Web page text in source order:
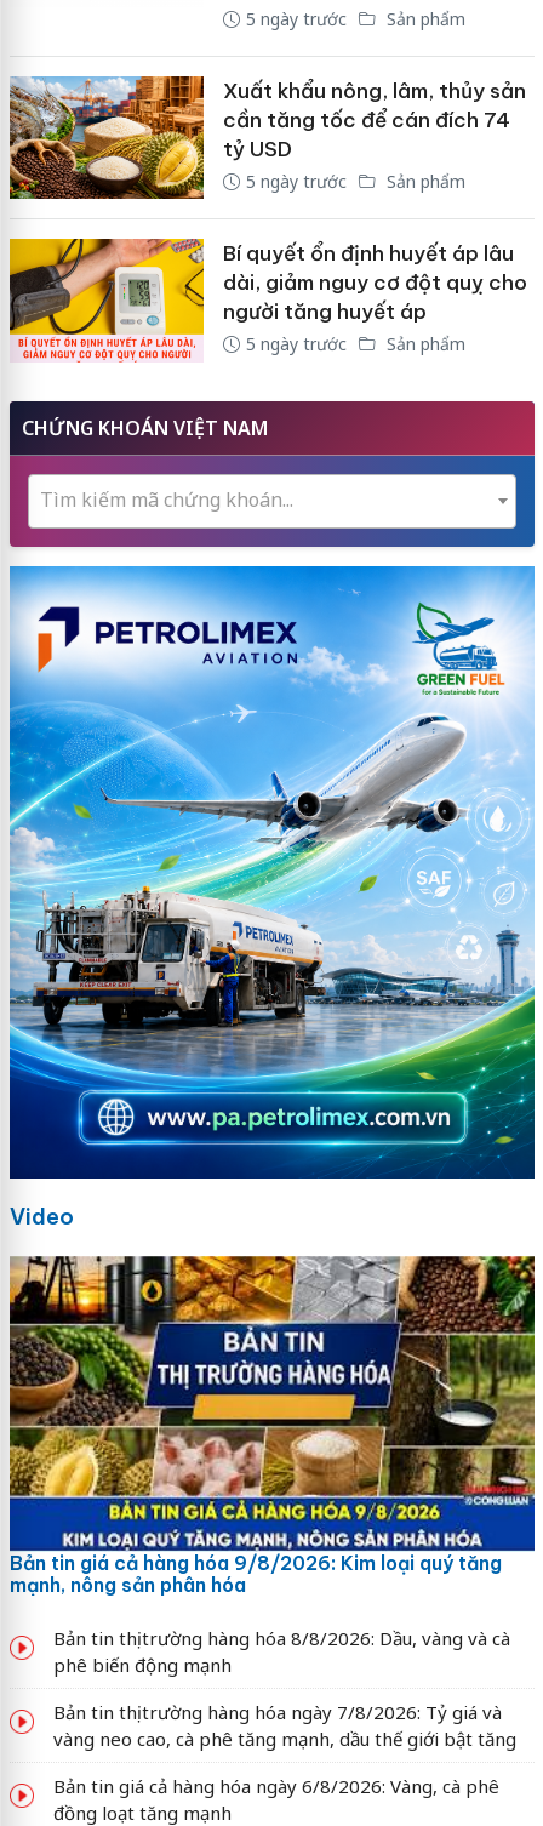
5 ngày trước Sản phẩm
Xuất khẩu nông, lâm, thủy sản
cần tăng tốc để cán đích 74
tỷ USD
5 ngày trước Sản phẩm
Bí quyết ổn định huyết áp lâu
dài, giảm nguy cơ đột quỵ cho
người tăng huyết áp
5 ngày trước Sản phẩm
CHỨNG KHOÁN VIỆT NAM
Tìm kiếm mã chứng khoán...
Video
Bản tin giá cả hàng hóa 9/8/2026: Kim loại quý tăng
mạnh, nông sản phân hóa
Bản tin thị trường hàng hóa 8/8/2026: Dầu, vàng và cà
phê biến động mạnh
Bản tin thị trường hàng hóa ngày 7/8/2026: Tỷ giá và
vàng neo cao, cà phê tăng mạnh, dầu thế giới bật tăng
Bản tin giá cả hàng hóa ngày 6/8/2026: Vàng, cà phê
đồng loạt tăng mạnh